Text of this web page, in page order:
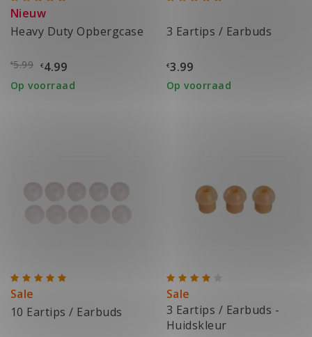
Nieuw
Heavy Duty Opbergcase
€5.99 €4.99
Op voorraad
3 Eartips / Earbuds
€3.99
Op voorraad
Sale
10 Eartips / Earbuds
Sale
3 Eartips / Earbuds -
Huidskleur